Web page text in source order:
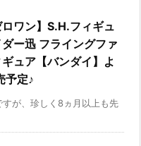
ロワン】S.H.フィギュ
ー迅 フライングファ
ュア【バンダイ】よ
予定♪
が、珍しく8ヵ月以上も先